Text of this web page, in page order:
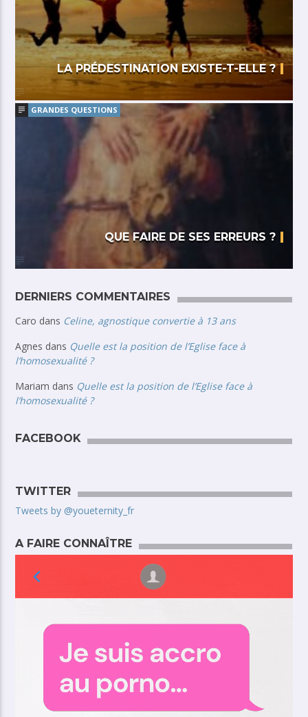
LA PRÉDESTINATION EXISTE-T-ELLE ?
GRANDES QUESTIONS
QUE FAIRE DE SES ERREURS ?
DERNIERS COMMENTAIRES
Caro dans Celine, agnostique convertie à 13 ans
Agnes dans Quelle est la position de l’Eglise face à
l’homosexualité ?
Mariam dans Quelle est la position de l’Eglise face à
l’homosexualité ?
FACEBOOK
TWITTER
Tweets by @youeternity_fr
A FAIRE CONNAÎTRE